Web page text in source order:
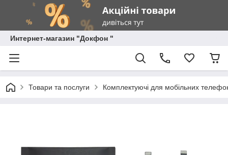
Интернет-магазин "Докфон "
Товари та послуги Комплектуючі для мобільних